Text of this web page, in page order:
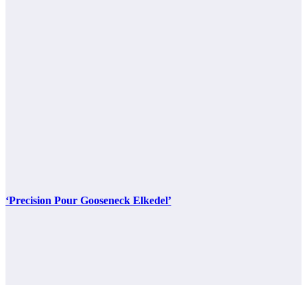
‘Precision Pour Gooseneck Elkedel’